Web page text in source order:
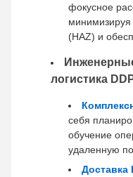
фокусное
минимизируя
(HAZ) и
логистика
себя
обучение
удаленную
Доставка